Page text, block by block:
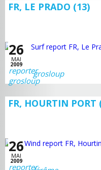
FR, LE PRADO (13)
26
MAI
2009
grosloup
FR, HOURTIN PORT
26
MAI
2009